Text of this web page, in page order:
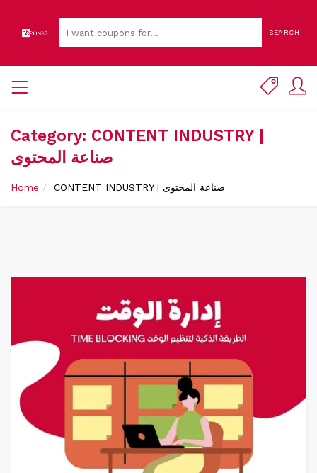
SEARCH
Category: CONTENT INDUSTRY |
صناعة المحتوى
Home CONTENT INDUSTRY | صناعة المحتوى